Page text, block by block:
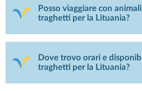
Posso viaggiare con
traghetti per la Lituania?
Dove trovo orari e
traghetti per la Lituania?